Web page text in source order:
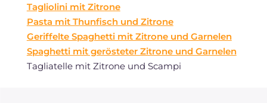
Tagliolini mit Zitrone
Pasta mit Thunfisch und Zitrone
Geriffelte Spaghetti mit Zitrone und Garnelen
Spaghetti mit gerösteter Zitrone und Garnelen
Tagliatelle mit Zitrone und Scampi